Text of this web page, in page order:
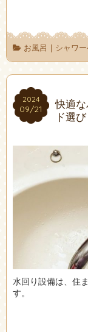
お風呂 | シャワ
2024
09/21
2024
09/21
快適
ド選び
水回り設備は、住
す。